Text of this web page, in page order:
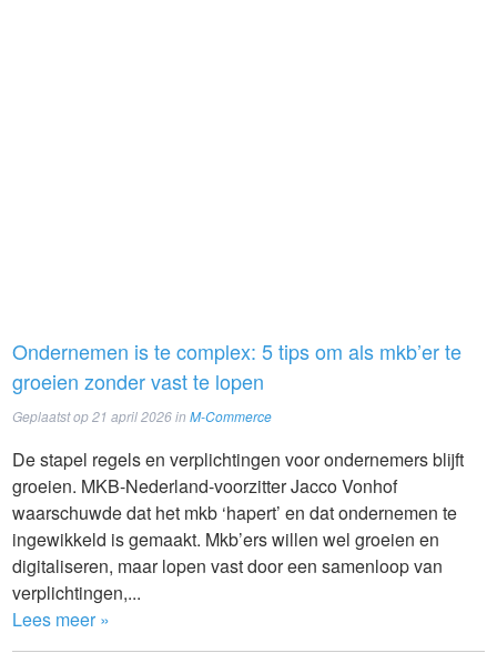
Ondernemen is te complex: 5 tips om als mkb’er te
groeien zonder vast te lopen
Geplaatst op21 april 2026inM-Commerce
De stapel regels en verplichtingen voor ondernemers blijft
groeien. MKB-Nederland-voorzitter Jacco Vonhof
waarschuwde dat het mkb ‘hapert’ en dat ondernemen te
ingewikkeld is gemaakt. Mkb’ers willen wel groeien en
digitaliseren, maar lopen vast door een samenloop van
verplichtingen,...
Lees meer »